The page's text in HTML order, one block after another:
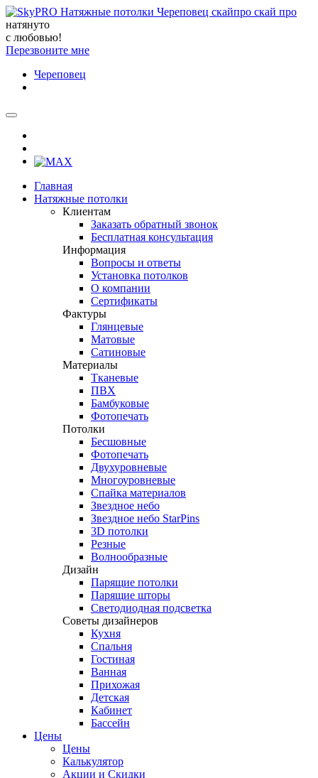
натянуто
с любовью!
Перезвоните мне
Череповец
Главная
Натяжные потолки
Клиентам
Заказать обратный звонок
Бесплатная консультация
Информация
Вопросы и ответы
Установка потолков
О компании
Сертификаты
Фактуры
Глянцевые
Матовые
Сатиновые
Материалы
Тканевые
ПВХ
Бамбуковые
Фотопечать
Потолки
Бесшовные
Фотопечать
Двухуровневые
Многоуровневые
Спайка материалов
Звездное небо
Звездное небо StarPins
3D потолки
Резные
Волнообразные
Дизайн
Парящие потолки
Парящие шторы
Светодиодная подсветка
Советы дизайнеров
Кухня
Спальня
Гостиная
Ванная
Прихожая
Детская
Кабинет
Бассейн
Цены
Цены
Калькулятор
Акции и Скидки